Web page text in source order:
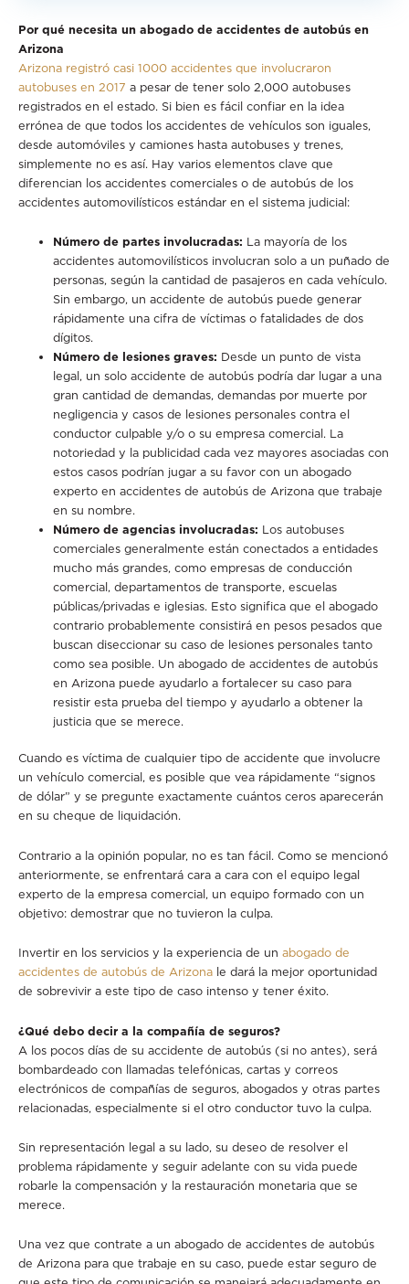
Por qué necesita un abogado de accidentes de autobús en
Arizona
Arizona registró casi 1000 accidentes que involucraron
autobuses en 2017 a pesar de tener solo 2,000 autobuses
registrados en el estado. Si bien es fácil confiar en la idea
errónea de que todos los accidentes de vehículos son iguales,
desde automóviles y camiones hasta autobuses y trenes,
simplemente no es así. Hay varios elementos clave que
diferencian los accidentes comerciales o de autobús de los
accidentes automovilísticos estándar en el sistema judicial:
Número de partes involucradas: La mayoría de los
accidentes automovilísticos involucran solo a un puñado de
personas, según la cantidad de pasajeros en cada vehículo.
Sin embargo, un accidente de autobús puede generar
rápidamente una cifra de víctimas o fatalidades de dos
dígitos.
Número de lesiones graves: Desde un punto de vista
legal, un solo accidente de autobús podría dar lugar a una
gran cantidad de demandas, demandas por muerte por
negligencia y casos de lesiones personales contra el
conductor culpable y/o o su empresa comercial. La
notoriedad y la publicidad cada vez mayores asociadas con
estos casos podrían jugar a su favor con un abogado
experto en accidentes de autobús de Arizona que trabaje
en su nombre.
Número de agencias involucradas: Los autobuses
comerciales generalmente están conectados a entidades
mucho más grandes, como empresas de conducción
comercial, departamentos de transporte, escuelas
públicas/privadas e iglesias. Esto significa que el abogado
contrario probablemente consistirá en pesos pesados ​​que
buscan diseccionar su caso de lesiones personales tanto
como sea posible. Un abogado de accidentes de autobús
en Arizona puede ayudarlo a fortalecer su caso para
resistir esta prueba del tiempo y ayudarlo a obtener la
justicia que se merece.
Cuando es víctima de cualquier tipo de accidente que involucre
un vehículo comercial, es posible que vea rápidamente “signos
de dólar” y se pregunte exactamente cuántos ceros aparecerán
en su cheque de liquidación.
Contrario a la opinión popular, no es tan fácil. Como se mencionó
anteriormente, se enfrentará cara a cara con el equipo legal
experto de la empresa comercial, un equipo formado con un
objetivo: demostrar que no tuvieron la culpa.
Invertir en los servicios y la experiencia de un abogado de
accidentes de autobús de Arizona le dará la mejor oportunidad
de sobrevivir a este tipo de caso intenso y tener éxito.
¿Qué debo decir a la compañía de seguros?
A los pocos días de su accidente de autobús (si no antes), será
bombardeado con llamadas telefónicas, cartas y correos
electrónicos de compañías de seguros, abogados y otras partes
relacionadas, especialmente si el otro conductor tuvo la culpa.
Sin representación legal a su lado, su deseo de resolver el
problema rápidamente y seguir adelante con su vida puede
robarle la compensación y la restauración monetaria que se
merece.
Una vez que contrate a un abogado de accidentes de autobús
de Arizona para que trabaje en su caso, puede estar seguro de